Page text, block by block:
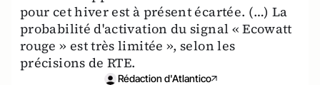
pour cet hiver est à présent écartée. (…) La
probabilité d'activation du signal « Ecowatt
rouge » est très limitée », selon les
précisions de RTE.
Rédaction d'Atlantico